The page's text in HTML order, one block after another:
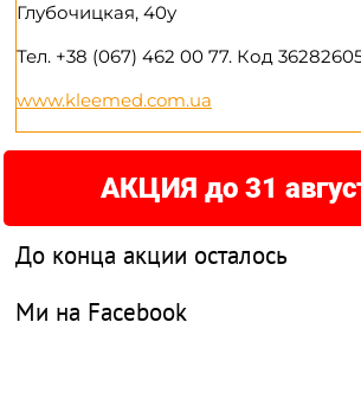
Глубочицкая, 40у
Тел. +38 (067) 462 00 77. Код
www.kleemed.com.ua
АКЦИЯ до 31
До конца акции осталось
Ми на Facebook